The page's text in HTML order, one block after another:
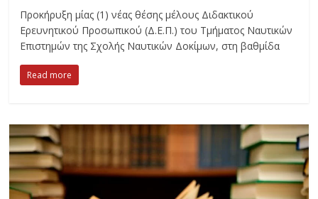
Προκήρυξη μίας (1) νέας θέσης μέλους Διδακτικού
Ερευνητικού Προσωπικού (Δ.Ε.Π.) του Τμήματος Ναυτικών
Επιστημών της Σχολής Ναυτικών Δοκίμων, στη βαθμίδα
Read more